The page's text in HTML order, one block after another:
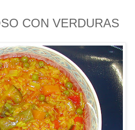
CON VERDURAS